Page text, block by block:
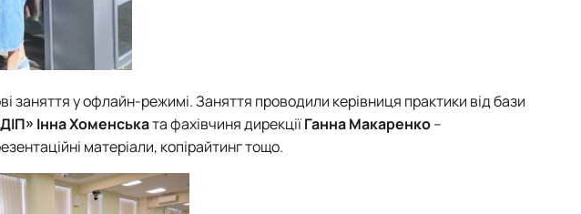
заняття у офлайн-режимі. Заняття проводили керівниця практики від бази
Інна Хоменськата фахівчиня дирекціїГанна Макаренко–
матеріали, копірайтинг тощо.